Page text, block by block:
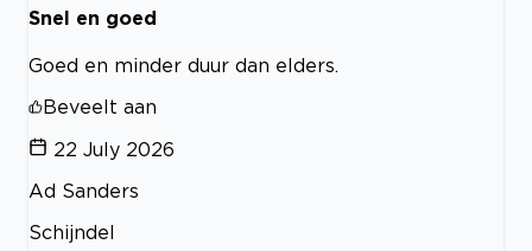
Snel en goed
Goed en minder duur dan elders.
Beveelt aan
22 July 2026
Ad Sanders
Schijndel